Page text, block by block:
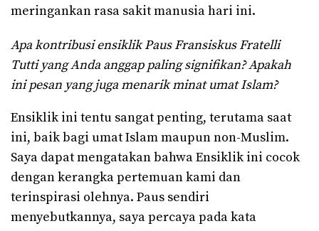
meringankan rasa sakit manusia hari ini.
Apa kontribusi ensiklik Paus Fransiskus Fratelli
Tutti yang Anda anggap paling signifikan? Apakah
ini pesan yang juga menarik minat umat Islam?
Ensiklik ini tentu sangat penting, terutama saat
ini, baik bagi umat Islam maupun non-Muslim.
Saya dapat mengatakan bahwa Ensiklik ini cocok
dengan kerangka pertemuan kami dan
terinspirasi olehnya. Paus sendiri
menyebutkannya, saya percaya pada kata